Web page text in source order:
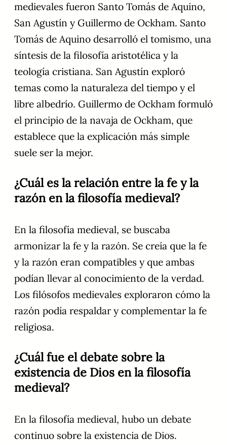
medievales fueron Santo Tomás de Aquino,
San Agustín y Guillermo de Ockham. Santo
Tomás de Aquino desarrolló el tomismo, una
síntesis de la filosofía aristotélica y la
teología cristiana. San Agustín exploró
temas como la naturaleza del tiempo y el
libre albedrío. Guillermo de Ockham formuló
el principio de la navaja de Ockham, que
establece que la explicación más simple
suele ser la mejor.
¿Cuál es la relación entre la fe y la
razón en la filosofía medieval?
En la filosofía medieval, se buscaba
armonizar la fe y la razón. Se creía que la fe
y la razón eran compatibles y que ambas
podían llevar al conocimiento de la verdad.
Los filósofos medievales exploraron cómo la
razón podía respaldar y complementar la fe
religiosa.
¿Cuál fue el debate sobre la
existencia de Dios en la filosofía
medieval?
En la filosofía medieval, hubo un debate
continuo sobre la existencia de Dios.